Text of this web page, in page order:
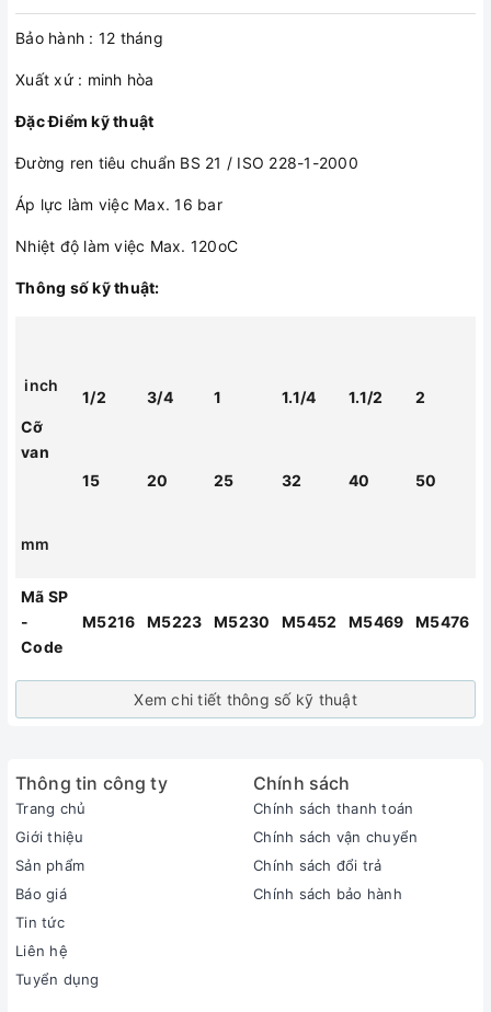
Bảo hành : 12 tháng
Xuất xứ : minh hòa
Đặc Điểm kỹ thuật
Đường ren tiêu chuẩn BS 21 / ISO 228-1-2000
Áp lực làm việc Max. 16 bar
Nhiệt độ làm việc Max. 120oC
Thông số kỹ thuật:
inch
Cỡ
van
mm
1/2
15
3/4
20
1
25
1.1/4
32
1.1/2
40
2
50
Mã SP
-
Code
M5216 M5223 M5230 M5452 M5469 M5476
Xem chi tiết thông số kỹ thuật
Thông tin công ty
Trang chủ
Giới thiệu
Sản phẩm
Báo giá
Tin tức
Liên hệ
Tuyển dụng
Chính sách
Chính sách thanh toán
Chính sách vận chuyển
Chính sách đổi trả
Chính sách bảo hành